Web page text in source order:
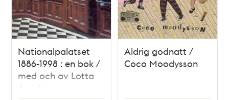
Nationalpalatset
1886-1998 : en bok /
med och av Lotta
Arvidsson
Aldrig godnatt /
Coco Moodysson